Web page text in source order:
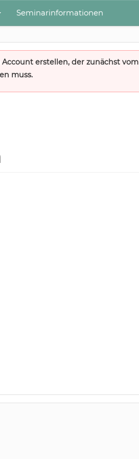
Seminarinformationen
erstellen, der zunächst vom
muss.